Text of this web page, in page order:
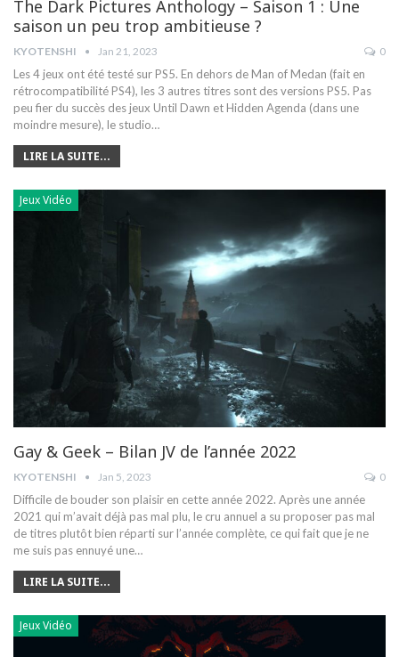
The Dark Pictures Anthology – Saison 1 : Une
saison un peu trop ambitieuse ?
KYOTENSHI Jan 21, 2023 0
Les 4 jeux ont été testé sur PS5. En dehors de Man of Medan (fait en
rétrocompatibilité PS4), les 3 autres titres sont des versions PS5. Pas
peu fier du succès des jeux Until Dawn et Hidden Agenda (dans une
moindre mesure), le studio…
LIRE LA SUITE...
Jeux Vidéo
Gay & Geek – Bilan JV de l’année 2022
KYOTENSHI Jan 5, 2023 0
Difficile de bouder son plaisir en cette année 2022. Après une année
2021 qui m’avait déjà pas mal plu, le cru annuel a su proposer pas mal
de titres plutôt bien réparti sur l’année complète, ce qui fait que je ne
me suis pas ennuyé une…
LIRE LA SUITE...
Jeux Vidéo